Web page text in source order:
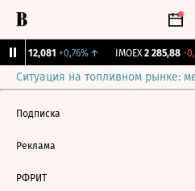
12,081 +0,76%↑ IMOEX 2 285,88 -
Ситуация на топливном рынке:
Подписка
Реклама
РФРИТ